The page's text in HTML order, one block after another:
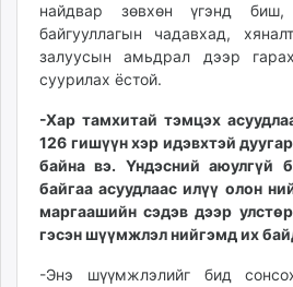
найдвар зөвхөн үгэнд биш,
байгууллагын чадавхад,
залуусын амьдрал дээр
суурилах ёстой.
-Хар тамхитай тэмцэх
126 гишүүн хэр идэвхтэй
байна вэ. Үндэсний аюулгүй
байгаа асуудлаас илүү олон
маргаашийн сэдэв дээр
гэсэн шүүмжлэл нийгэмд их
-Энэ шүүмжлэлийг бид